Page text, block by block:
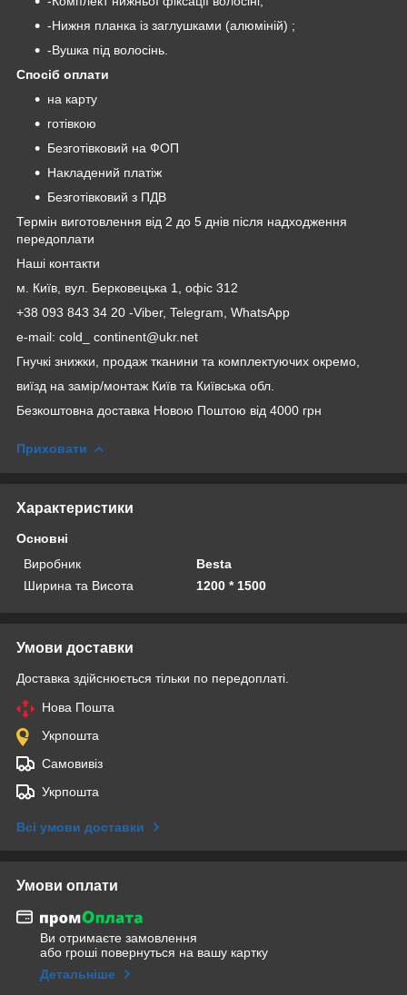
-Нижня планка із заглушками (алюміній) ;
-Вушка під волосінь.
Спосіб оплати
на карту
готівкою
Безготівковий на ФОП
Накладений платіж
Безготівковий з ПДВ
Термін виготовлення від 2 до 5 днів після надходження
передоплати
Наші контакти
м. Київ, вул. Берковецька 1, офіс 312
+38 093 843 34 20 -Viber, Telegram, WhatsApp
e-mail: cold_ continent@ukr.net
Гнучкі знижки, продаж тканини та комплектуючих окремо,
виїзд на замір/монтаж Київ та Київська обл.
Безкоштовна доставка Новою Поштою від 4000 грн
Приховати
Характеристики
Основні
Виробник
Besta
Ширина та Висота
1200 * 1500
Умови доставки
Доставка здійснюється тільки по передоплаті.
Нова Пошта
Укрпошта
Самовивіз
Укрпошта
Всі умови доставки
Умови оплати
Ви отримаєте замовлення
або гроші повернуться на вашу картку
Детальніше